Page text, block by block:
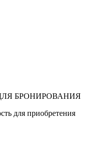
БРОНИРОВАНИЯ
для приобретения